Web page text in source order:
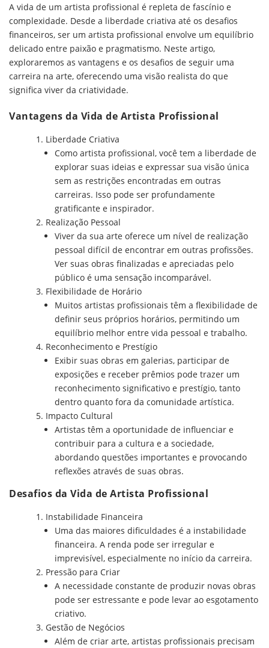
A vida de um artista profissional é repleta de fascínio e
complexidade. Desde a liberdade criativa até os desafios
financeiros, ser um artista profissional envolve um equilíbrio
delicado entre paixão e pragmatismo. Neste artigo,
exploraremos as vantagens e os desafios de seguir uma
carreira na arte, oferecendo uma visão realista do que
significa viver da criatividade.
Vantagens da Vida de Artista Profissional
Liberdade Criativa
Como artista profissional, você tem a liberdade de
explorar suas ideias e expressar sua visão única
sem as restrições encontradas em outras
carreiras. Isso pode ser profundamente
gratificante e inspirador.
Realização Pessoal
Viver da sua arte oferece um nível de realização
pessoal difícil de encontrar em outras profissões.
Ver suas obras finalizadas e apreciadas pelo
público é uma sensação incomparável.
Flexibilidade de Horário
Muitos artistas profissionais têm a flexibilidade de
definir seus próprios horários, permitindo um
equilíbrio melhor entre vida pessoal e trabalho.
Reconhecimento e Prestígio
Exibir suas obras em galerias, participar de
exposições e receber prêmios pode trazer um
reconhecimento significativo e prestígio, tanto
dentro quanto fora da comunidade artística.
Impacto Cultural
Artistas têm a oportunidade de influenciar e
contribuir para a cultura e a sociedade,
abordando questões importantes e provocando
reflexões através de suas obras.
Desafios da Vida de Artista Profissional
Instabilidade Financeira
Uma das maiores dificuldades é a instabilidade
financeira. A renda pode ser irregular e
imprevisível, especialmente no início da carreira.
Pressão para Criar
A necessidade constante de produzir novas obras
pode ser estressante e pode levar ao esgotamento
criativo.
Gestão de Negócios
Além de criar arte, artistas profissionais precisam